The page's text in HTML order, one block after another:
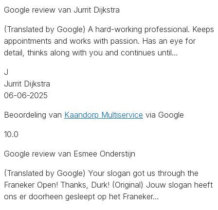
Google review van Jurrit Dijkstra
(Translated by Google) A hard-working professional. Keeps
appointments and works with passion. Has an eye for
detail, thinks along with you and continues until…
J
Jurrit Dijkstra
06-06-2025
Beoordeling van Kaandorp Multiservice via Google
10.0
Google review van Esmee Onderstijn
(Translated by Google) Your slogan got us through the
Franeker Open! Thanks, Durk! (Original) Jouw slogan heeft
ons er doorheen gesleept op het Franeker…